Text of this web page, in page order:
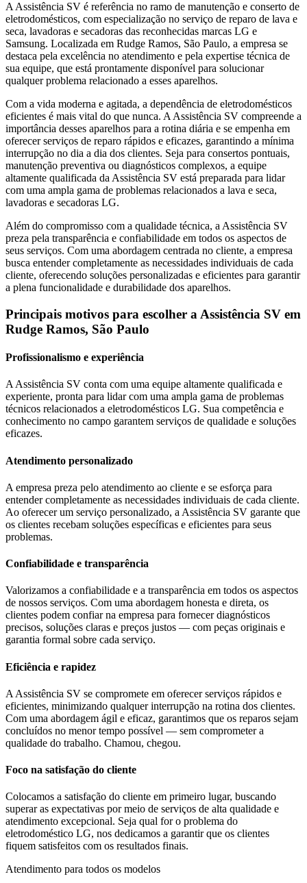
A Assistência SV é referência no ramo de manutenção e conserto de
eletrodomésticos, com especialização no serviço de reparo de lava e
seca, lavadoras e secadoras das reconhecidas marcas LG e
Samsung. Localizada em Rudge Ramos, São Paulo, a empresa se
destaca pela excelência no atendimento e pela expertise técnica de
sua equipe, que está prontamente disponível para solucionar
qualquer problema relacionado a esses aparelhos.
Com a vida moderna e agitada, a dependência de eletrodomésticos
eficientes é mais vital do que nunca. A Assistência SV compreende a
importância desses aparelhos para a rotina diária e se empenha em
oferecer serviços de reparo rápidos e eficazes, garantindo a mínima
interrupção no dia a dia dos clientes. Seja para consertos pontuais,
manutenção preventiva ou diagnósticos complexos, a equipe
altamente qualificada da Assistência SV está preparada para lidar
com uma ampla gama de problemas relacionados a lava e seca,
lavadoras e secadoras LG.
Além do compromisso com a qualidade técnica, a Assistência SV
preza pela transparência e confiabilidade em todos os aspectos de
seus serviços. Com uma abordagem centrada no cliente, a empresa
busca entender completamente as necessidades individuais de cada
cliente, oferecendo soluções personalizadas e eficientes para garantir
a plena funcionalidade e durabilidade dos aparelhos.
Principais motivos para escolher a Assistência SV em
Rudge Ramos, São Paulo
Profissionalismo e experiência
A Assistência SV conta com uma equipe altamente qualificada e
experiente, pronta para lidar com uma ampla gama de problemas
técnicos relacionados a eletrodomésticos LG. Sua competência e
conhecimento no campo garantem serviços de qualidade e soluções
eficazes.
Atendimento personalizado
A empresa preza pelo atendimento ao cliente e se esforça para
entender completamente as necessidades individuais de cada cliente.
Ao oferecer um serviço personalizado, a Assistência SV garante que
os clientes recebam soluções específicas e eficientes para seus
problemas.
Confiabilidade e transparência
Valorizamos a confiabilidade e a transparência em todos os aspectos
de nossos serviços. Com uma abordagem honesta e direta, os
clientes podem confiar na empresa para fornecer diagnósticos
precisos, soluções claras e preços justos — com peças originais e
garantia formal sobre cada serviço.
Eficiência e rapidez
A Assistência SV se compromete em oferecer serviços rápidos e
eficientes, minimizando qualquer interrupção na rotina dos clientes.
Com uma abordagem ágil e eficaz, garantimos que os reparos sejam
concluídos no menor tempo possível — sem comprometer a
qualidade do trabalho. Chamou, chegou.
Foco na satisfação do cliente
Colocamos a satisfação do cliente em primeiro lugar, buscando
superar as expectativas por meio de serviços de alta qualidade e
atendimento excepcional. Seja qual for o problema do
eletrodoméstico LG, nos dedicamos a garantir que os clientes
fiquem satisfeitos com os resultados finais.
Atendimento para todos os modelos